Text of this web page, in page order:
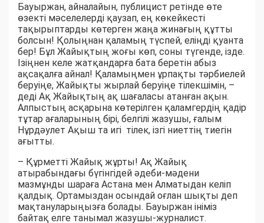
Бауыржан, айналайын, публицист ретінде өте
өзекті мәселелерді қаузап, ең көкейкесті
тақырыптарды көтерген жаңа жинағың құтты
болсын! Қолыңнан қаламың түспей, еліңді қуанта
бер! Бұл Жайықтың жоғы көп, соны түгенде, ізде.
Ізіңнен келе жатқандарға бата беретін абыз
ақсақалға айнал! Қаламыңмен ұрпақты тәрбиелей
беруіңе, Жайықты жырлай беруіңе тілекшімін, –
деді Ақ Жайықтың ақ шағаласы атанған ақын.
Алпыстың асқарына көтерілген қаламгердің қадір
тұтар ағаларының бірі, белгілі жазушы, ғалым
Нұрдәулет Ақыш та игі тілек, ізгі ниеттің тиегін
ағытты.
– Құрметті Жайық жұрты! Ақ Жайық
атырабындағы бүгінгідей әдеби-мәдени
мазмұнды шараға Астана мен Алматыдан келіп
қалдық. Ортамыздан осындай оғлан шықты деп
мақтануларыңызға болады. Бауыржан ініміз
байтақ елге танымал жазушы-журналист.